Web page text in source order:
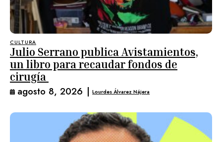
CULTURA
Julio Serrano publica Avistamientos,
un libro para recaudar fondos de
cirugía
agosto 8, 2026 | Lourdes Álvarez Nájera